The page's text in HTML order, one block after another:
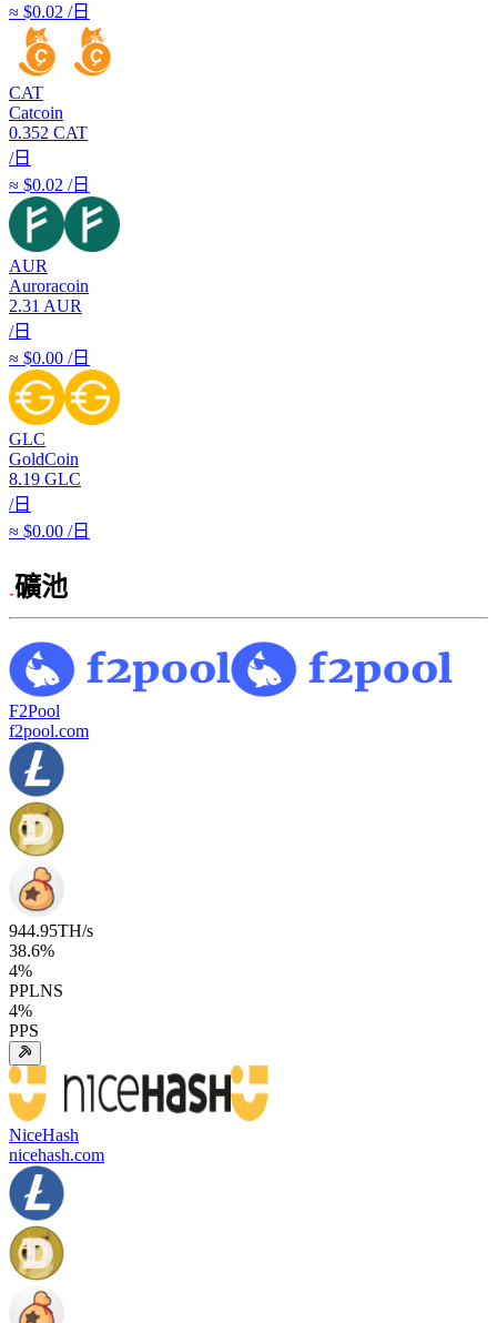
≈ $0.02 /日
CAT
Catcoin
0.352 CAT
/日
≈ $0.02 /日
AUR
Auroracoin
2.31 AUR
/日
≈ $0.00 /日
GLC
GoldCoin
8.19 GLC
/日
≈ $0.00 /日
礦池
F2Pool
f2pool.com
944.95TH/s
38.6%
4%
PPLNS
4%
PPS
NiceHash
nicehash.com